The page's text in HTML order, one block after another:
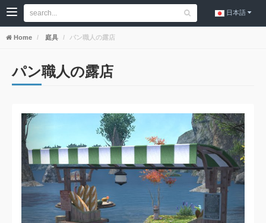
日本語
Home 庭具 パン職人の露店
パン職人の露店